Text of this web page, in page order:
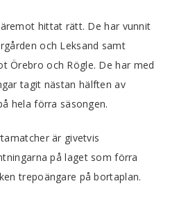
hittat rätt. De har vunnit
och Leksand samt
Örebro och Rögle. De har med
tagit nästan hälften av
hela förra säsongen.
är givetvis
på laget som förra
trepoängare på bortaplan.